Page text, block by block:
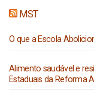
MST
O que a Escola
Alimento saudável e
Estaduais da Reforma